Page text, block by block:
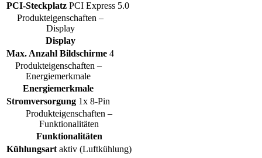
PCI-Steckplatz PCI Express 5.0
Produkteigenschaften –
Display
Display
Max. Anzahl Bildschirme 4
Produkteigenschaften –
Energiemerkmale
Energiemerkmale
Stromversorgung 1x 8-Pin
Produkteigenschaften –
Funktionalitäten
Funktionalitäten
Kühlungsart aktiv (Luftkühlung)